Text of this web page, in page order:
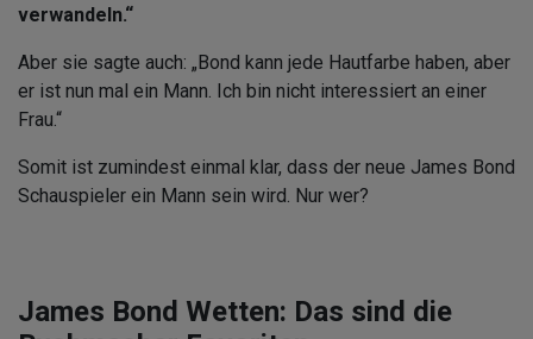
verwandeln.“
Aber sie sagte auch: „Bond kann jede Hautfarbe haben, aber
er ist nun mal ein Mann. Ich bin nicht interessiert an einer
Frau.“
Somit ist zumindest einmal klar, dass der neue James Bond
Schauspieler ein Mann sein wird. Nur wer?
James Bond Wetten: Das sind die